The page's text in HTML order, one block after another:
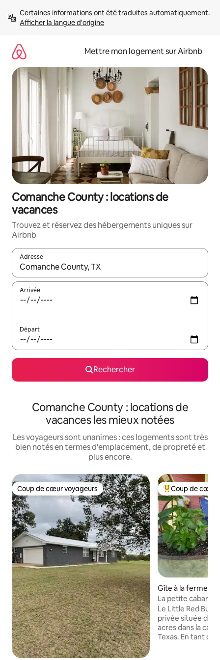
directement
Afficher la langue d'origine
Mettre mon logement sur Airbnb
Comanche County : locations de
vacances
Trouvez et réservez des hébergements uniques sur
Airbnb
Adresse
Lorsque les résultats s'affichent, utilisez les flèches vers le
Arrivée
Départ
Rechercher
Comanche County : locations de
vacances les mieux notées
Les voyageurs sont unanimes : ces logements sont très
bien notés en termes d'emplacement, de propreté et
plus encore.
Coup de cœur voyageurs
Coup de cœur voyageurs Coups de cœur
Coup de cœur
Gîte à la ferme ⋅
La petite cabane
Le Little Red
privée située
acres dans la
Texas. En tant que voyageur, vous